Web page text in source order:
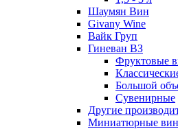
Шаумян Вин
Givany Wine
Вайк Груп
Гиневан ВЗ
Фруктовые
Большой
Сувенирные
Другие
Миниатюрные